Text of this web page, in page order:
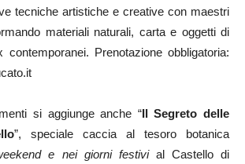
tecniche artistiche e creative con maestri
materiali naturali, carta e oggetti di
contemporanei. Prenotazione obbligatoria:
si aggiunge anche “Il Segreto delle
”, speciale caccia al tesoro botanica
e nei giorni festivi al Castello di